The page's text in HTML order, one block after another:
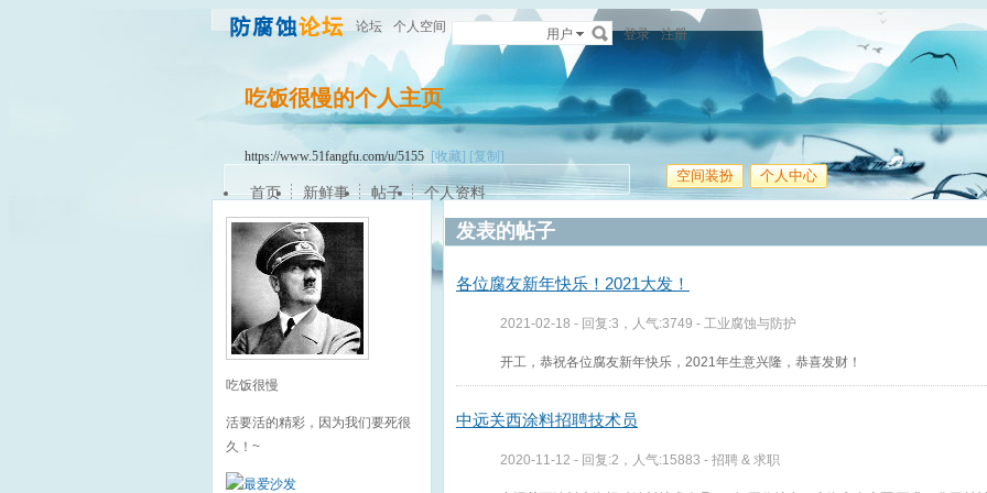
论坛 个人空间 用户 登录 注册
吃饭很慢的个人主页
https://www.51fangfu.com/u/5155 [收藏] [复制]
空间装扮 个人中心
首页 新鲜事 帖子 个人资料
吃饭很慢
活要活的精彩，因为我们要死很
久！~
发表的帖子
各位腐友新年快乐！2021大发！
2021-02-18 - 回复:3，人气:3749 - 工业腐蚀与防护
开工，恭祝各位腐友新年快乐，2021年生意兴隆，恭喜发财！
中远关西涂料招聘技术员
2020-11-12 - 回复:2，人气:15883 - 招聘 & 求职